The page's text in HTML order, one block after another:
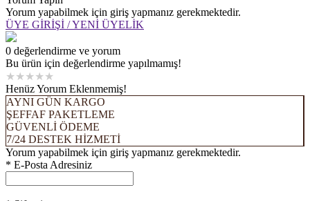
Yorum yapabilmek için giriş yapmanız gerekmektedir.
ÜYE GİRİŞİ / YENİ ÜYELİK
0 değerlendirme ve yorum
Bu ürün için değerlendirme yapılmamış!
★★★★★
Henüz Yorum Eklenmemiş!
AYNI GÜN KARGO
ŞEFFAF PAKETLEME
GÜVENLİ ÖDEME
7/24 DESTEK HİZMETİ
Yorum yapabilmek için giriş yapmanız gerekmektedir.
* E-Posta Adresiniz